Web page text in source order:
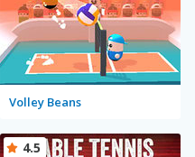
Volley Beans
4.5